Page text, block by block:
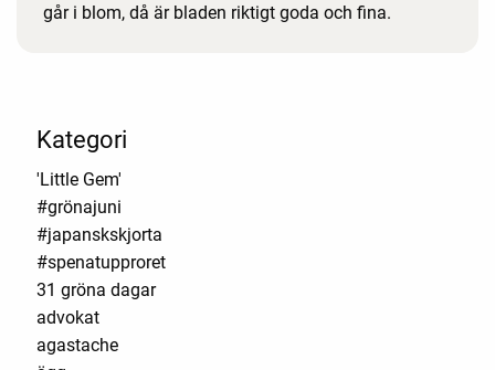
går i blom, då är bladen riktigt goda och fina.
Kategori
'Little Gem'
#grönajuni
#japanskskjorta
#spenatupproret
31 gröna dagar
advokat
agastache